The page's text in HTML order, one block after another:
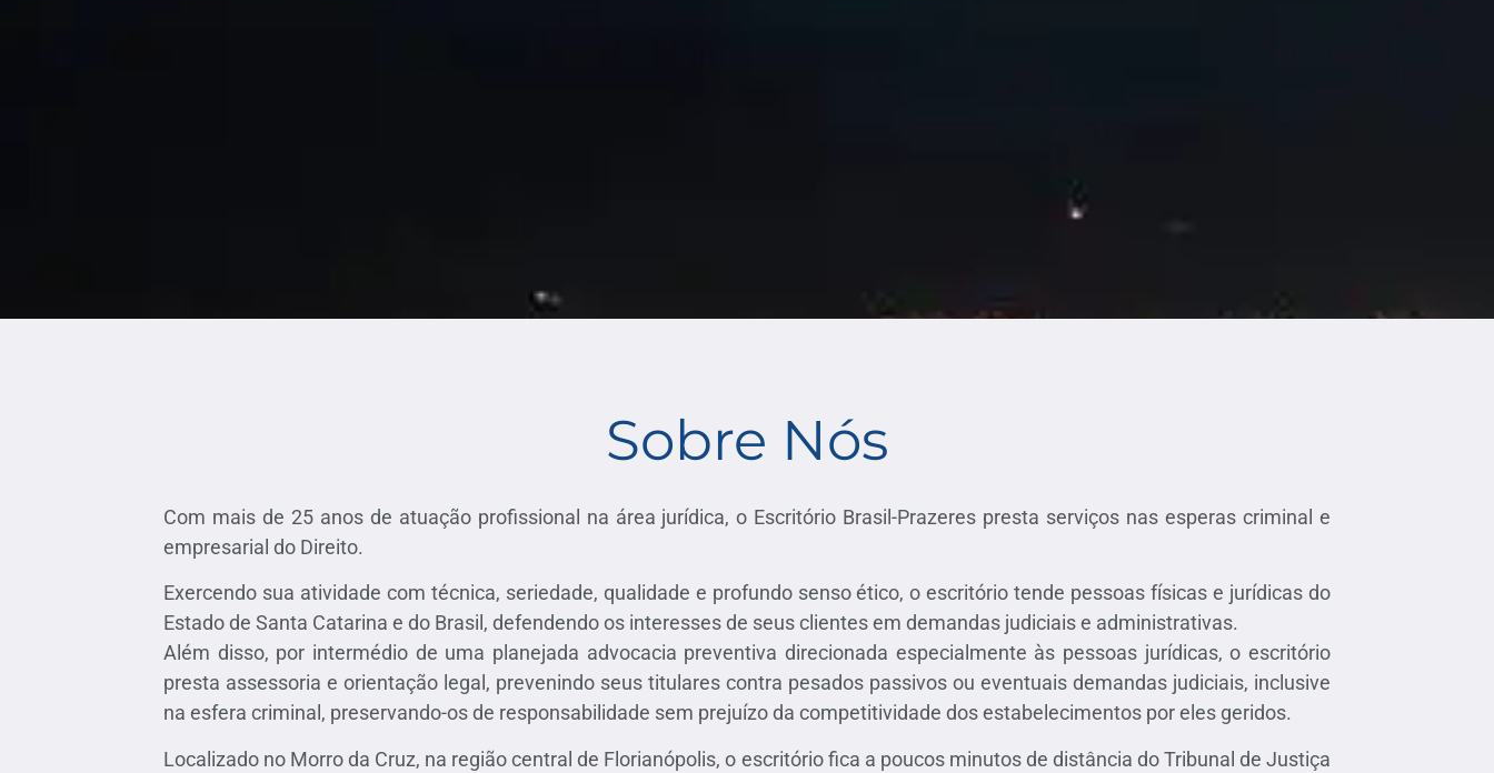
Sobre Nós
Com mais de 25 anos de atuação profissional na área jurídica, o Escritório Brasil-Prazeres presta serviços nas esperas criminal e
empresarial do Direito.
Exercendo sua atividade com técnica, seriedade, qualidade e profundo senso ético, o escritório tende pessoas físicas e jurídicas do
Estado de Santa Catarina e do Brasil, defendendo os interesses de seus clientes em demandas judiciais e administrativas.
Além disso, por intermédio de uma planejada advocacia preventiva direcionada especialmente às pessoas jurídicas, o escritório
presta assessoria e orientação legal, prevenindo seus titulares contra pesados passivos ou eventuais demandas judiciais, inclusive
na esfera criminal, preservando-os de responsabilidade sem prejuízo da competitividade dos estabelecimentos por eles geridos.
Localizado no Morro da Cruz, na região central de Florianópolis, o escritório fica a poucos minutos de distância do Tribunal de Justiça